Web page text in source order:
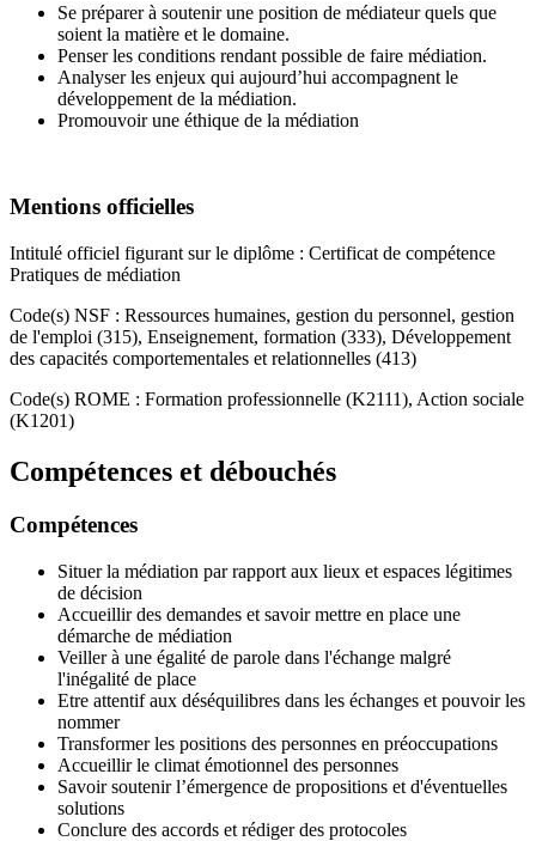
Se préparer à soutenir une position de médiateur quels que
soient la matière et le domaine.
Penser les conditions rendant possible de faire médiation.
Analyser les enjeux qui aujourd’hui accompagnent le
développement de la médiation.
Promouvoir une éthique de la médiation
Mentions officielles
Intitulé officiel figurant sur le diplôme : Certificat de compétence
Pratiques de médiation
Code(s) NSF : Ressources humaines, gestion du personnel, gestion
de l'emploi (315), Enseignement, formation (333), Développement
des capacités comportementales et relationnelles (413)
Code(s) ROME : Formation professionnelle (K2111), Action sociale
(K1201)
Compétences et débouchés
Compétences
Situer la médiation par rapport aux lieux et espaces légitimes
de décision
Accueillir des demandes et savoir mettre en place une
démarche de médiation
Veiller à une égalité de parole dans l'échange malgré
l'inégalité de place
Etre attentif aux déséquilibres dans les échanges et pouvoir les
nommer
Transformer les positions des personnes en préoccupations
Accueillir le climat émotionnel des personnes
Savoir soutenir l’émergence de propositions et d'éventuelles
solutions
Conclure des accords et rédiger des protocoles